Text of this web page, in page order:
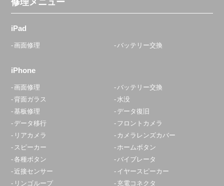
iPad
画面修理 バッテリー交換
iPhone
画面修理
バッテリー交換
背面ガラス
水没
基板修理
データ復旧
データ移行
フロントカメラ
リアカメラ
カメラレンズカバー
スピーカー
ホームボタン
各種ボタン
バイブレータ
近接センサー
イヤースピーカー
リンゴループ
充電コネクタ